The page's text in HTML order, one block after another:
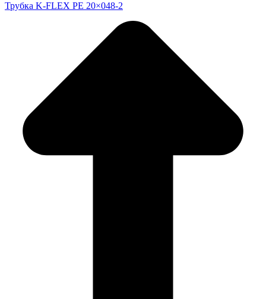
Трубка K-FLEX PE 20×048-2